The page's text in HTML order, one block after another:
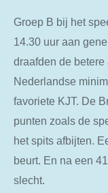
Groep B bij het
14.30 uur aan
draafden de
Nederlandse
favoriete KJT. De
punten zoals de
het spits afbijten.
beurt. En na een
slecht.